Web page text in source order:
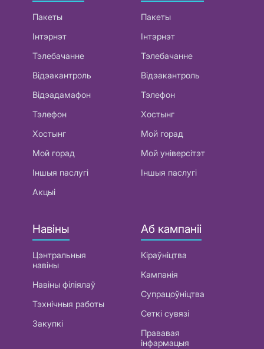
Пакеты
Інтэрнэт
Тэлебачанне
Відэакантроль
Відэадамафон
Тэлефон
Хостынг
Мой горад
Іншыя паслугі
Акцыі
Пакеты
Інтэрнэт
Тэлебачанне
Відэакантроль
Тэлефон
Хостынг
Мой горад
Мой універсітэт
Іншыя паслугі
Навіны
Цэнтральныя
навіны
Навіны філіялаў
Тэхнічныя работы
Закупкі
Аб кампаніі
Кіраўніцтва
Кампанія
Супрацоўніцтва
Сеткі сувязі
Прававая
інфармацыя